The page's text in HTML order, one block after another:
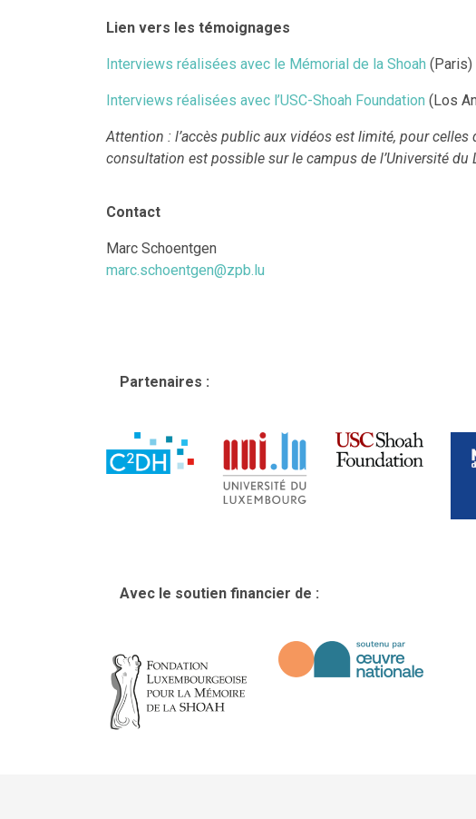
Lien vers les témoignages
Interviews réalisées avec le Mémorial de la Shoah (Paris)
Interviews réalisées avec l’USC-Shoah Foundation (Los
Attention : l’accès public aux vidéos est limité, pour
consultation est possible sur le campus de l’Université du
Contact
Marc Schoentgen
marc.schoentgen@zpb.lu
Partenaires :
Avec le soutien financier de :